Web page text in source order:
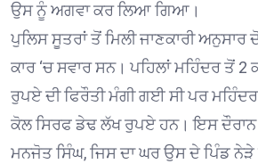
ਉਸ ਨੂੰ ਅਗਵਾ ਕਰ ਲਿਆ ਗਿਆ।
ਪੁਲਿਸ ਸੂਤਰਾਂ ਤੋਂ ਮਿਲੀ ਜਾਣਕਾਰੀ ਅਨੁਸਾਰ
ਕਾਰ ‘ਚ ਸਵਾਰ ਸਨ। ਪਹਿਲਾਂ ਮਹਿੰਦਰ ਤੋਂ
ਰੁਪਏ ਦੀ ਫਿਰੌਤੀ ਮੰਗੀ ਗਈ ਸੀ ਪਰ
ਕੋਲ ਸਿਰਫ ਡੇਢ ਲੱਖ ਰੁਪਏ ਹਨ। ਇਸ ਦੌਰਾਨ
ਮਨਜੋਤ ਸਿੰਘ, ਜਿਸ ਦਾ ਘਰ ਉਸ ਦੇ ਪਿੰਡ